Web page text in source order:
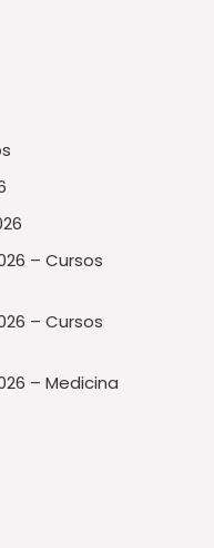
– Cursos
– Cursos
– Medicina